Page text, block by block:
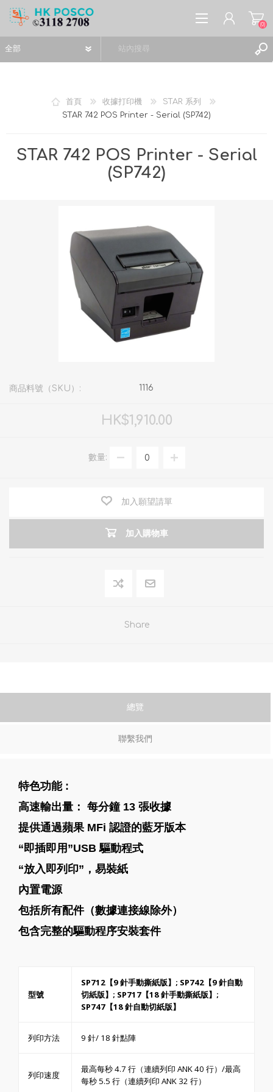
(0)
首頁 收據打印機
STAR 系列
STAR 742 POS Printer - Serial (SP742)
STAR 742 POS Printer - Serial
(SP742)
商品料號（SKU）: 1116
HK$1,910.00
數量:
加入願望請單
加入購物車
Share
總覽
聯繫我們
特色功能 :
高速輸出量： 每分鐘 13 張收據
提供通過蘋果 MFi 認證的藍牙版本
“即插即用”USB 驅動程式
“放入即列印”，易裝紙
內置電源
包括所有配件（數據連接線除外）
包含完整的驅動程序安裝套件
型號
SP712【9 針手動撕紙版】; SP742【9 針自動
切紙版】; SP717【18 針手動撕紙版】;
SP747【18 針自動切紙版】
列印方法 9 針/ 18 針點陣
列印速度
最高每秒 4.7 行（連續列印 ANK 40 行）/最高
每秒 5.5 行（連續列印 ANK 32 行）